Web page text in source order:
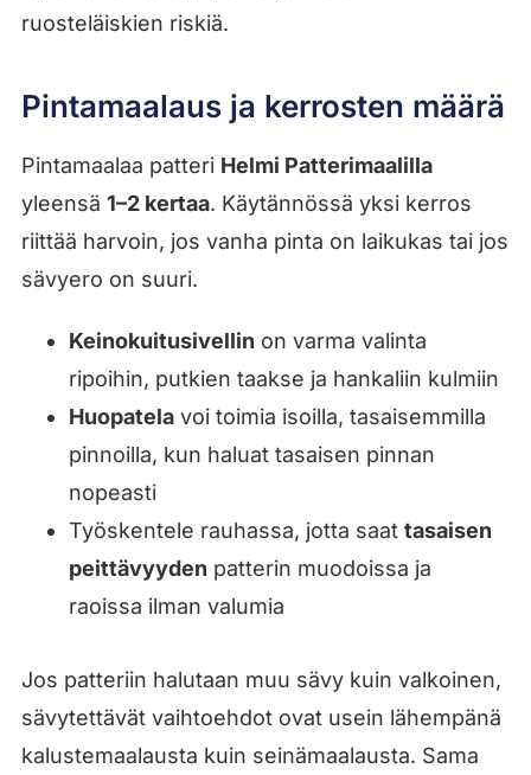
ruosteläiskien riskiä.
Pintamaalaus ja kerrosten määrä
Pintamaalaa patteri Helmi Patterimaalilla
yleensä 1–2 kertaa. Käytännössä yksi kerros
riittää harvoin, jos vanha pinta on laikukas tai jos
sävyero on suuri.
Keinokuitusivellin on varma valinta
ripoihin, putkien taakse ja hankaliin kulmiin
Huopatelavoi toimia isoilla, tasaisemmilla
pinnoilla, kun haluat tasaisen pinnan
nopeasti
Työskentele rauhassa, jotta saat tasaisen
peittävyyden patterin muodoissa ja
raoissa ilman valumia
Jos patteriin halutaan muu sävy kuin valkoinen,
sävytettävät vaihtoehdot ovat usein lähempänä
kalustemaalausta kuin seinämaalausta. Sama